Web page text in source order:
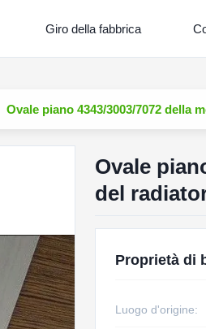
Giro della fabbrica
Ovale piano 4343/3003/7072 della
Ovale
del
Proprietà di
Luogo d'origine: